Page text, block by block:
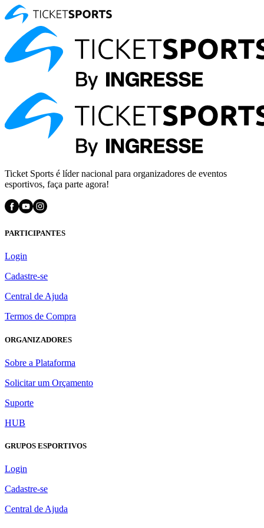
Ticket Sports é líder nacional para organizadores de eventos
esportivos, faça parte agora!
PARTICIPANTES
Login
Cadastre-se
Central de Ajuda
Termos de Compra
ORGANIZADORES
Sobre a Plataforma
Solicitar um Orçamento
Suporte
HUB
GRUPOS ESPORTIVOS
Login
Cadastre-se
Central de Ajuda